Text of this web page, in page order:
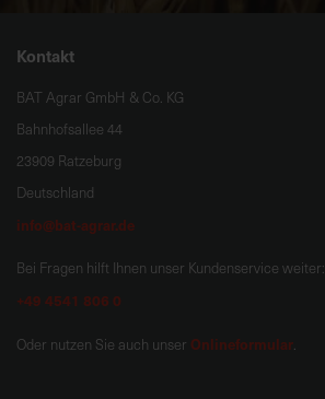
Kontakt
BAT Agrar GmbH & Co. KG
Bahnhofsallee 44
23909 Ratzeburg
Deutschland
info@bat-agrar.de
Bei Fragen hilft Ihnen unser Kundenservice weiter:
+49 4541 806 0
Oder nutzen Sie auch unser Onlineformular.